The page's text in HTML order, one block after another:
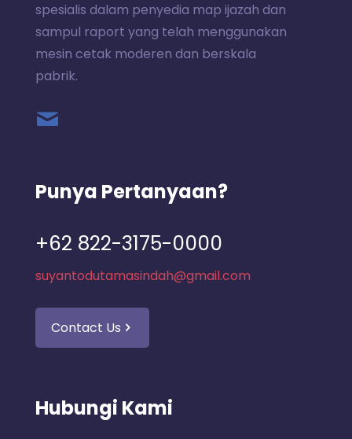
spesialis dalam penyedia map ijazah dan
sampul raport yang telah menggunakan
mesin cetak moderen dan berskala
pabrik.
Punya Pertanyaan?
+62 822-3175-0000
suyantodutamasindah@gmail.com
Contact Us
Hubungi Kami